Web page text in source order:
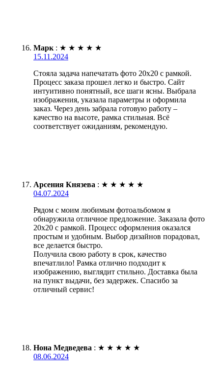
Марк : ★ ★ ★ ★ ★
15.11.2024
Стояла задача напечатать фото 20х20 с рамкой.
Процесс заказа прошел легко и быстро. Сайт
интуитивно понятный, все шаги ясны. Выбрала
изображения, указала параметры и оформила
заказ. Через день забрала готовую работу –
качество на высоте, рамка стильная. Всё
соответствует ожиданиям, рекомендую.
Арсения Князева : ★ ★ ★ ★ ★
04.07.2024
Рядом с моим любимым фотоальбомом я
обнаружила отличное предложение. Заказала фото
20х20 с рамкой. Процесс оформления оказался
простым и удобным. Выбор дизайнов порадовал,
все делается быстро.
Получила свою работу в срок, качество
впечатлило! Рамка отлично подходит к
изображению, выглядит стильно. Доставка была
на пункт выдачи, без задержек. Спасибо за
отличный сервис!
Нона Медведева : ★ ★ ★ ★ ★
08.06.2024